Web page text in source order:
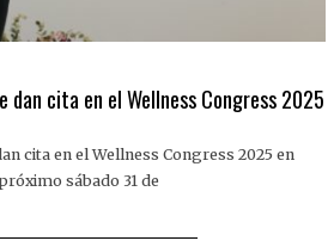
dan cita en el Wellness Congress 2025
cita en el Wellness Congress 2025 en
sábado 31 de